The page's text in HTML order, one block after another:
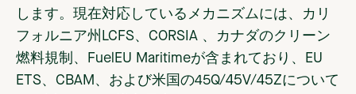
します。現在対応しているメカニズムには、カリ
フォルニア州LCFS、CORSIA 、カナダのクリーン
燃料規制、FuelEU Maritimeが含まれており、EU
ETS、CBAM、および米国の45Q/45V/45Zについて